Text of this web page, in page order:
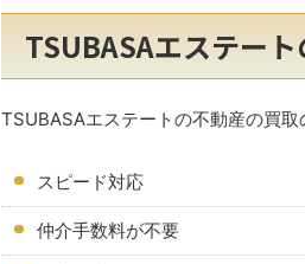
TSUBASAエステー
TSUBASAエステートの不動産の買
スピード対応
仲介手数料が不要